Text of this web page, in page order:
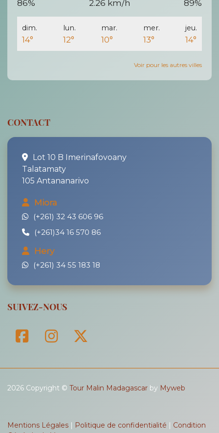
86% 2.26 km/h 89%
dim.
14°
lun.
12°
mar.
10°
mer.
13°
jeu.
14°
Voir pour les autres villes
CONTACT
Lot 10 B Imerinafovoany
Talatamaty
105 Antananarivo
Miora
(+261) 32 43 606 96
(+261)34 16 570 86
Hery
(+261) 34 55 183 18
SUIVEZ-NOUS
2026 Copyright © Tour Malin Madagascar by Myweb
Mentions Légales | Politique de confidentialité | Condition